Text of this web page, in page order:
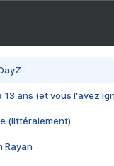
13 ans (et vous l'avez
(littéralement)
Rayan